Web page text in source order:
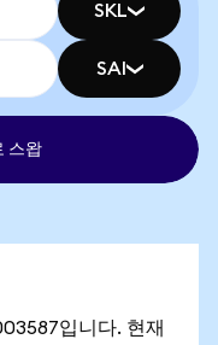
SKL
SAI
스왑
입니다. 현재